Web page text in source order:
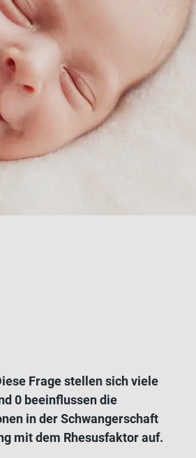
Frage stellen sich viele
0 beeinflussen die
in der Schwangerschaft
mit dem Rhesusfaktor auf.